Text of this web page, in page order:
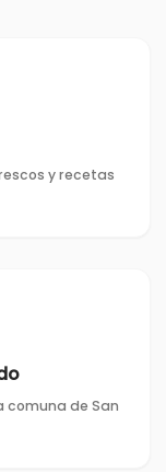
y recetas
comuna de San